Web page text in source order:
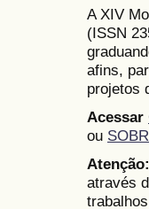
A XIV
(ISSN
afins,
projetos
Acessar
ou
Atenção:
através